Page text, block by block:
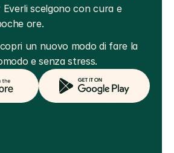
scelgono con cura e
ore.
un nuovo modo di fare la
e senza stress.